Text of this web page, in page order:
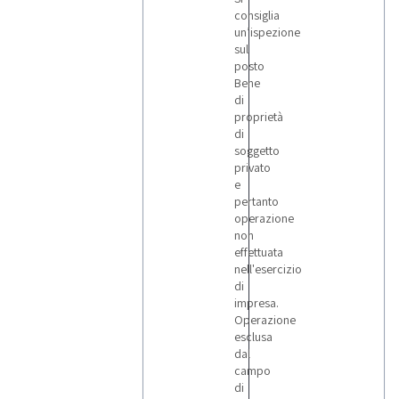
consiglia
un’ispezione
sul
posto
Bene
di
proprietà
di
soggetto
privato
e
pertanto
operazione
non
effettuata
nell'esercizio
di
impresa.
Operazione
esclusa
dal
campo
di